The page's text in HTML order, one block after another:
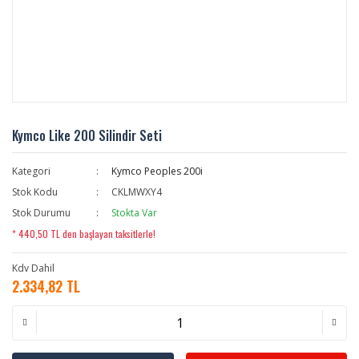
Kymco Like 200 Silindir Seti
Kategori
Kymco Peoples 200i
Stok Kodu
CKLMWXY4
Stok Durumu
Stokta Var
* 440,50 TL den başlayan taksitlerle!
Kdv Dahil
2.334,82 TL